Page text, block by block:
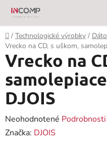
Prejsť
obsah
Domov
/ Technologické výrobky /
Vrecko na CD, s uškom,
Vrecko na
DJOIS
Priemerné
hodnotenie
Neohodnotené
Značka: DJOIS